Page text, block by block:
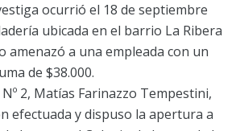
ocurrió el 18 de septiembre
ubicada en el barrio La Ribera
amenazó a una empleada con un
de $38.000.
2, Matías Farinazzo Tempestini,
efectuada y dispuso la apertura a